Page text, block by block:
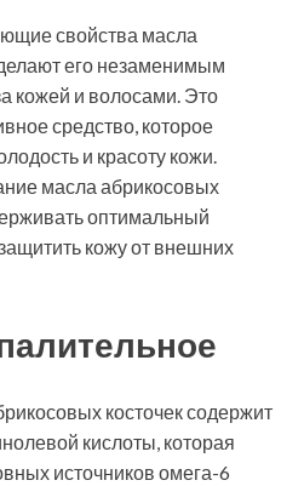
свойства масла
его незаменимым
кожей и волосами. Это
средство, которое
и красоту кожи.
масла абрикосовых
оптимальный
кожу от внешних
косточек содержит
кислоты, которая
источников омега-6